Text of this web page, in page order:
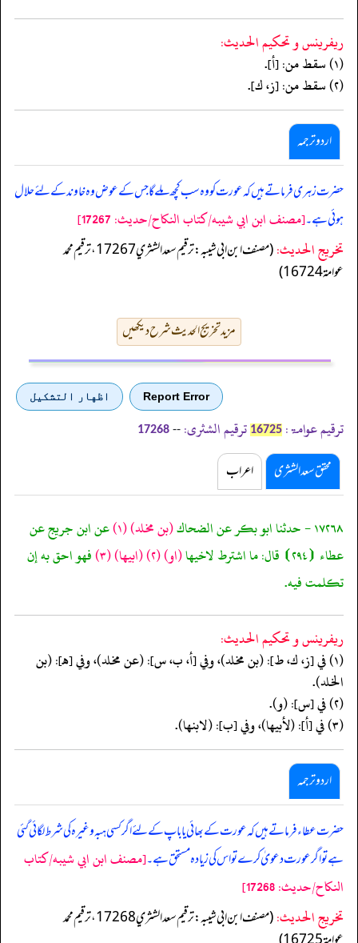
ريفرينس و تحكيم الحدیث:
(١) سقط من: [أ].
(٢) سقط من: [ز، ك].
اردو ترجمہ
حضرت زہری فرماتے ہیں کہ عورت کو وہ سب کچھ ملے گا جس کے عوض وہ خاوند کے لئے حلال
ہوئی ہے۔[مصنف ابن ابي شيبه/كتاب النكاح/حدیث: 17267]
تخریج الحدیث:
(مصنف ابن ابي شيبه: ترقيم سعد الشثري 17267، ترقيم محمد
عوامة 16724)
مزید تخریج الحدیث شرح دیکھیں
Report Error اظهار التشكيل
ترقیم عوامۃ: 16725 ترقیم الشثری: --
17268
محقق سعد الشثری اعراب
١٧٢٦٨ - حدثنا ابو بكر عن الضحاك (بن مخلد)(١) عن ابن جريج عن
عطاء ⦗٢٩٤⦘ قال: ما اشترط لاخيها
(او)(٢) (ابيها)(٣)
فهو احق به إن
تكلمت فيه.
ريفرينس و تحكيم الحدیث:
(١) في [ز، ك، ط]: (بن مخلد)، وفي [أ، ب، س]: (عن مخلد)، وفي [هـ]: (بن
الخلد).
(٢) في [س]: (و).
(٣) في [أ]: (لأبيها)، وفي [ب]: (لابنها).
اردو ترجمہ
حضرت عطاء فرماتے ہیں کہ عورت کے بھائی یا باپ کے لئے اگر کسی ہبہ وغیرہ کی شرط لگائی گئی
ہے تو اگر عورت دعویٰ کرے تو اس کی زیادہ مستحق ہے۔[مصنف ابن ابي شيبه/كتاب
النكاح/حدیث: 17268]
تخریج الحدیث:
(مصنف ابن ابي شيبه: ترقيم سعد الشثري 17268، ترقيم محمد